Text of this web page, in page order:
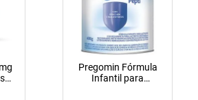
Pregomin Fórmula
Infantil para